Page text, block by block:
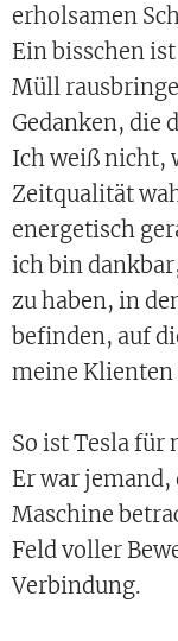
erholsamen
Ein bisschen
Müll
Gedanken, die
Ich weiß nicht,
Zeitqualität
energetisch
ich bin
zu haben, in
befinden, auf
meine
So ist Tesla für
Er war
Maschine
Feld voller
Verbindung.